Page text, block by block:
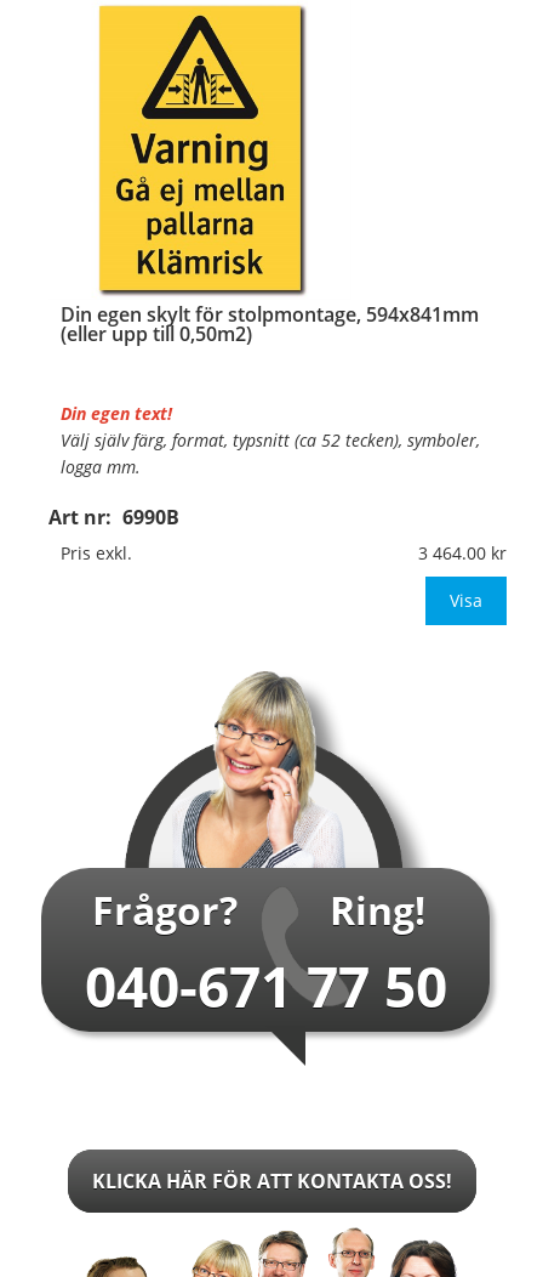
Din egen skylt för stolpmontage, 594x841mm
(eller upp till 0,50m2)
Art nr: 6990B
Din egen text!
Välj själv färg, format, typsnitt (ca 52 tecken), symboler,
logga mm.
Material:Kantvikt aluminium, 2mm (stolpmontage)
Mått:594x841mm (eller annat mått upp till 0,50m²)
Pris exkl. 3 464.00
Visa
Frågor? Ring!
040-671 77 50
KLICKA HÄR FÖR ATT KONTAKTA OSS!